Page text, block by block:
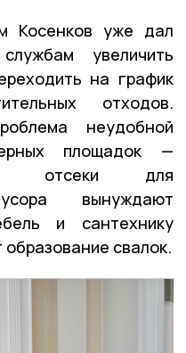
Косенков уже дал
увеличить
на график
отходов.
неудобной
площадок —
отсеки для
вынуждают
и сантехнику
свалок.